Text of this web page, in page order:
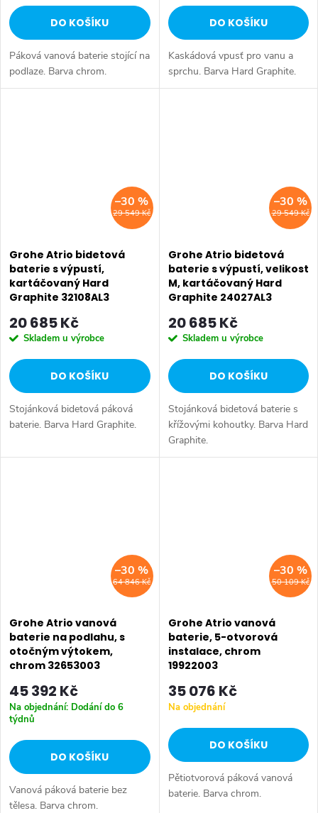
DO KOŠÍKU
Páková vanová baterie stojící na
podlaze. Barva chrom.
DO KOŠÍKU
Kaskádová vpusť pro vanu a
sprchu. Barva Hard Graphite.
29 549 Kč
–30 %
Grohe Atrio bidetová
baterie s výpustí,
kartáčovaný Hard
Graphite 32108AL3
20 685 Kč
Skladem u výrobce
DO KOŠÍKU
Stojánková bidetová páková
baterie. Barva Hard Graphite.
29 549 Kč
–30 %
Grohe Atrio bidetová
baterie s výpustí, velikost
M, kartáčovaný Hard
Graphite 24027AL3
20 685 Kč
Skladem u výrobce
DO KOŠÍKU
Stojánková bidetová baterie s
křížovými kohoutky. Barva Hard
Graphite.
64 846 Kč
–30 %
Grohe Atrio vanová
baterie na podlahu, s
otočným výtokem,
chrom 32653003
45 392 Kč
Na objednání: Dodání do 6
týdnů
DO KOŠÍKU
Vanová páková baterie bez
tělesa. Barva chrom.
50 109 Kč
–30 %
Grohe Atrio vanová
baterie, 5-otvorová
instalace, chrom
19922003
35 076 Kč
Na objednání
DO KOŠÍKU
Pětiotvorová páková vanová
baterie. Barva chrom.